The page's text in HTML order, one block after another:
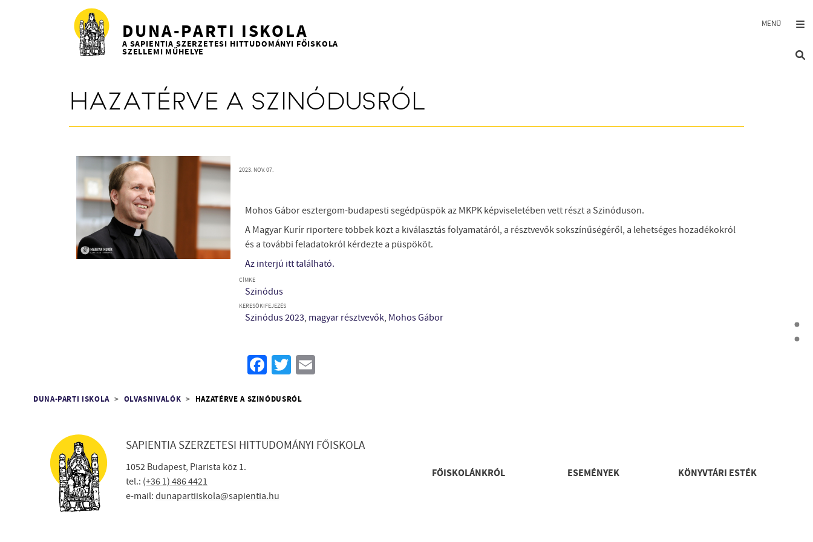
DUNA-PARTI ISKOLA
A SAPIENTIA SZERZETESI HITTUDOMÁNYI FŐISKOLA
SZELLEMI MŰHELYE
HAZATÉRVE A SZINÓDUSRÓL
2023. NOV. 07.
Mohos Gábor esztergom-budapesti segédpüspök az MKPK képviseletében vett részt a Szinóduson.
A Magyar Kurír riportere többek közt a kiválasztás folyamatáról, a résztvevők sokszínűségéről, a lehetséges hozadékokról
és a további feladatokról kérdezte a püspököt.
Az interjú itt található.
CÍMKE
Szinódus
KERESŐKIFEJEZÉS
Szinódus 2023, magyar résztvevők, Mohos Gábor
Facebook
Twitter
Morzsa
DUNA-PARTI ISKOLA OLVASNIVALÓK HAZATÉRVE A SZINÓDUSRÓL
SAPIENTIA SZERZETESI HITTUDOMÁNYI FŐISKOLA
1052 Budapest, Piarista köz 1.
tel.: (+36 1) 486 4421
e-mail: dunapartiiskola@sapientia.hu Lábléc gyors
FŐISKOLÁNKRÓL ESEMÉNYEK KÖNYVTÁRI ESTÉK